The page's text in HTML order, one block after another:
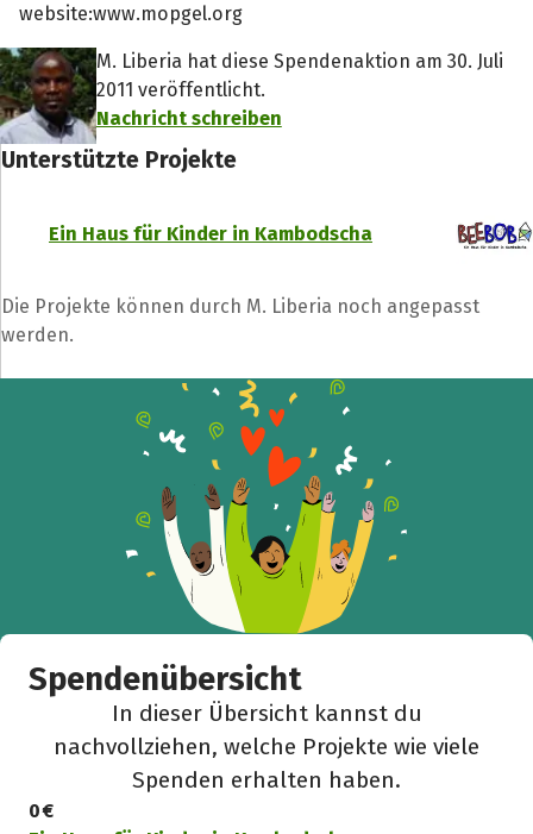
website:www.mopgel.org
M. Liberia hat diese Spendenaktion am 30. Juli
2011 veröffentlicht.
Nachricht schreiben
Unterstützte Projekte
Ein Haus für Kinder in Kambodscha
Die Projekte können durch M. Liberia noch angepasst
werden.
Spendenübersicht
In dieser Übersicht kannst du
nachvollziehen, welche Projekte wie viele
Spenden erhalten haben.
0 €